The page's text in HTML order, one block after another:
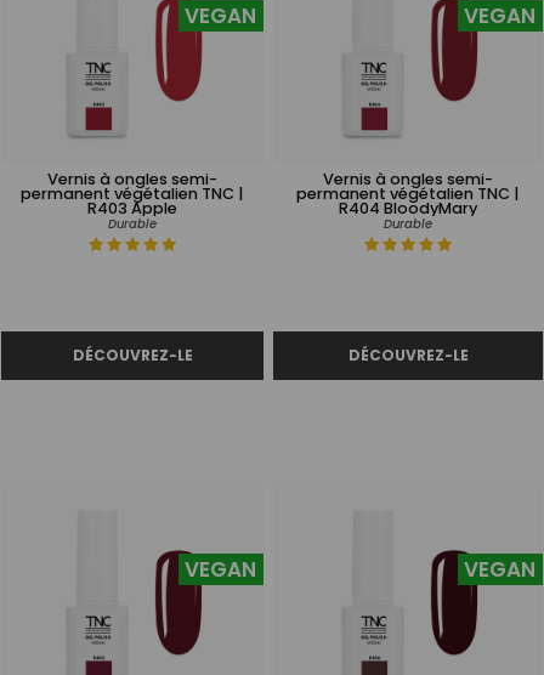
Vernis à ongles semi-
permanent végétalien TNC |
R403 Apple
Durable
VEGAN
Vernis à ongles semi-
permanent végétalien TNC |
R404 BloodyMary
Durable
VEGAN
VEGAN VEGAN